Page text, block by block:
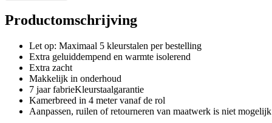
Productomschrijving
Let op: Maximaal 5 kleurstalen per bestelling
Extra geluiddempend en warmte isolerend
Extra zacht
Makkelijk in onderhoud
7 jaar fabrieKleurstaalgarantie
Kamerbreed in 4 meter vanaf de rol
Aanpassen, ruilen of retourneren van maatwerk is niet mogelijk